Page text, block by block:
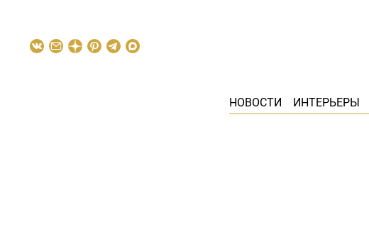
НОВОСТИ ИНТЕРЬЕРЫ